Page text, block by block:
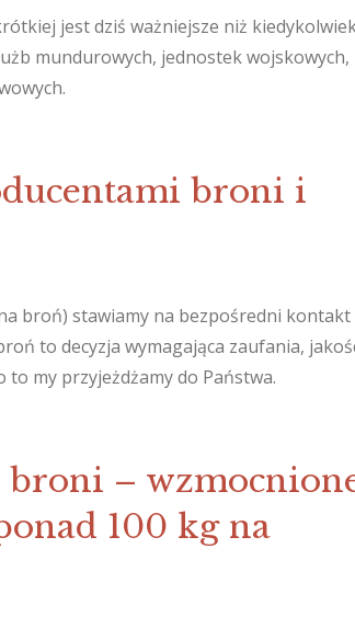
jest dziś ważniejsze niż
mundurowych, jednostek
broni i
broń) stawiamy na bezpośredni kontakt
to decyzja wymagająca zaufania,
my przyjeżdżamy do Państwa.
–
100 kg na